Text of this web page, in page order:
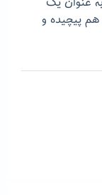
پیچیده و